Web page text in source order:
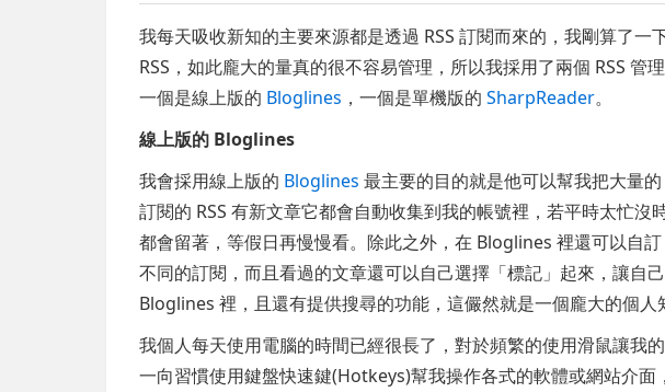
我每天吸收新知的主要來源都是透過 RSS 訂閱而來的，我剛算了一
RSS，如此龐大的量真的很不容易管理，所以我採用了兩個 RSS 管
一個是線上版的 Bloglines ，一個是單機版的SharpReader。
線上版的 Bloglines
我會採用線上版的 Bloglines 最主要的目的就是他可以幫我把大量
訂閱的 RSS 有新文章它都會自動收集到我的帳號裡，若平時太忙沒
都會留著，等假日再慢慢看。除此之外，在 Bloglines 裡還可以自
不同的訂閱，而且看過的文章還可以自己選擇「標記」起來，讓自
Bloglines 裡，且還有提供搜尋的功能，這儼然就是一個龐大的個人
我個人每天使用電腦的時間已經很長了，對於頻繁的使用滑鼠讓我
一向習慣使用鍵盤快速鍵(Hotkeys)幫我操作各式的軟體或網站介